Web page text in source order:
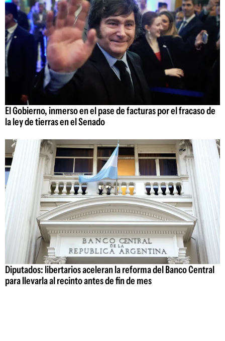
El Gobierno, inmerso en el pase de facturas por el fracaso de
la ley de tierras en el Senado
Diputados: libertarios aceleran la reforma del Banco Central
para llevarla al recinto antes de fin de mes